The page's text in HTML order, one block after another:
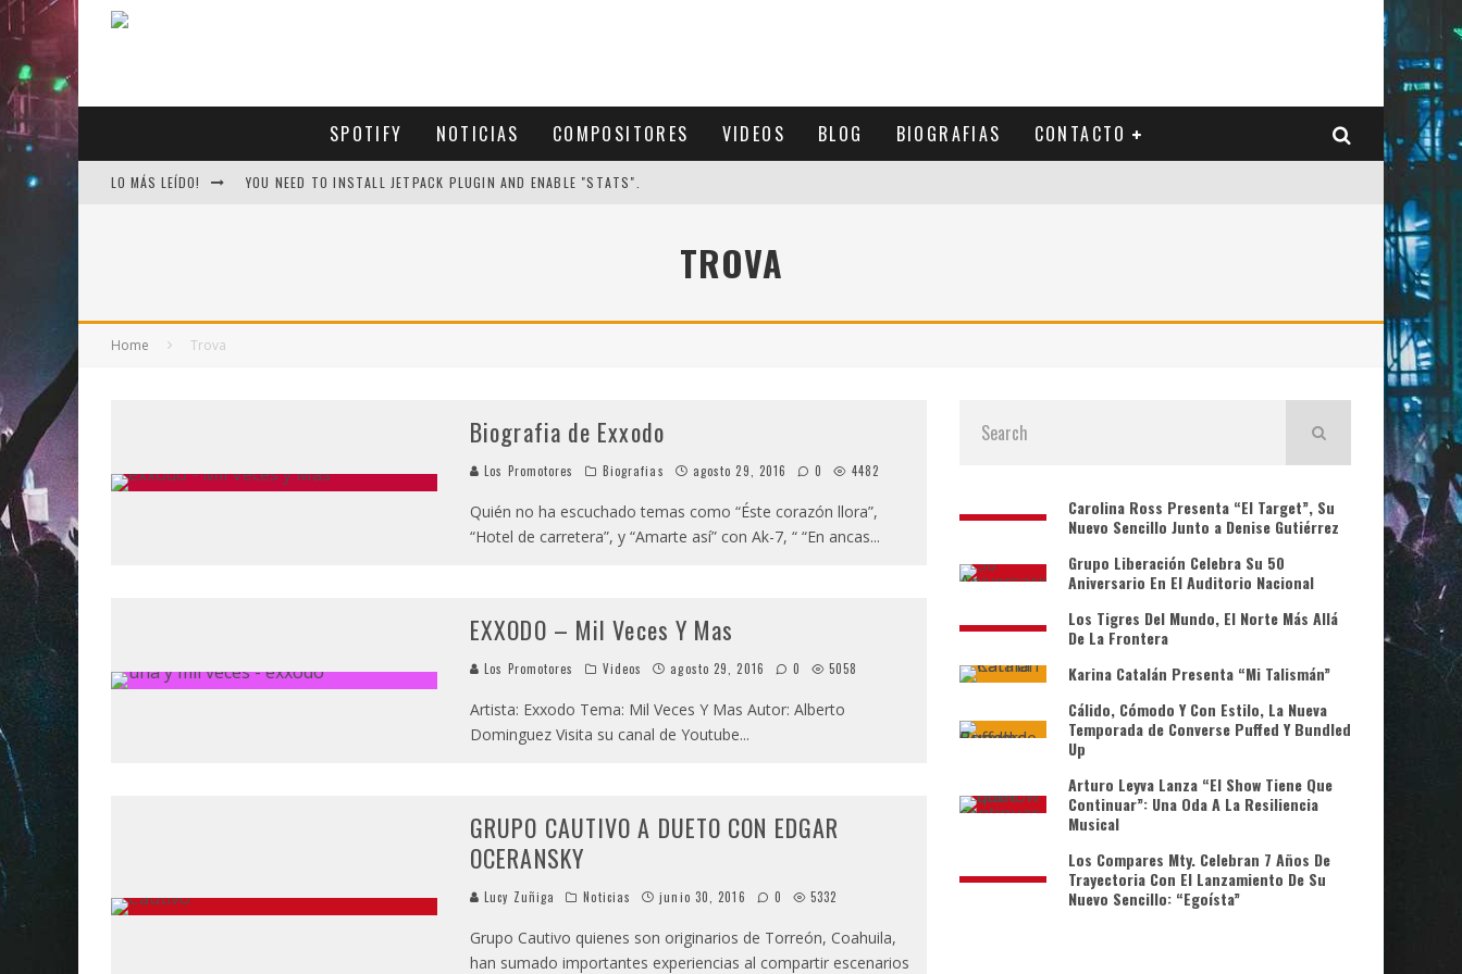
SPOTIFY NOTICIAS COMPOSITORES VIDEOS BLOG BIOGRAFIAS CONTACTO
LO MÁS LEÍDO! YOU NEED TO INSTALL JETPACK PLUGIN AND ENABLE "STATS".
TROVA
Home Trova
Biografia de Exxodo
Los Promotores Biografias agosto 29, 2016 0 4482
Quién no ha escuchado temas como “Éste corazón llora”,
“Hotel de carretera”, y “Amarte así” con Ak-7, “ “En ancas...
EXXODO – Mil Veces Y Mas
Los Promotores Videos agosto 29, 2016 0 5058
Artista: Exxodo Tema: Mil Veces Y Mas Autor: Alberto
Dominguez Visita su canal de Youtube...
GRUPO CAUTIVO A DUETO CON EDGAR
OCERANSKY
Lucy Zuñiga Noticias junio 30, 2016 0 5332
Grupo Cautivo quienes son originarios de Torreón, Coahuila,
han sumado importantes experiencias al compartir escenarios
Carolina Ross Presenta “El Target”, Su
Nuevo Sencillo Junto a Denise Gutiérrez
Grupo Liberación Celebra Su 50
Aniversario En El Auditorio Nacional
Los Tigres Del Mundo, El Norte Más Allá
De La Frontera
Karina Catalán Presenta “Mi Talismán”
Cálido, Cómodo Y Con Estilo, La Nueva
Temporada de Converse Puffed Y Bundled
Up
Arturo Leyva Lanza “El Show Tiene Que
Continuar”: Una Oda A La Resiliencia
Musical
Los Compares Mty. Celebran 7 Años De
Trayectoria Con El Lanzamiento De Su
Nuevo Sencillo: “Egoísta”